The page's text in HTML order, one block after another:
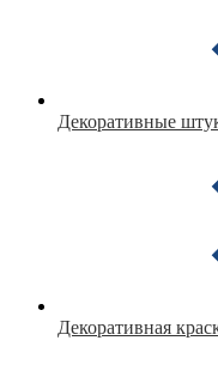
Декоративные
Декоративная